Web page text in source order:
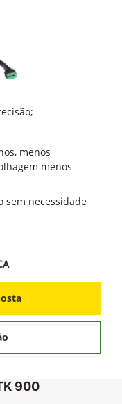
menos
menos
sem necessidade
900